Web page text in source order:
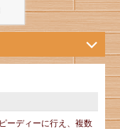
ーディーに行え、複数